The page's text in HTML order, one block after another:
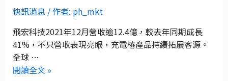
快訊消息 / 作者: ph_mkt
飛宏科技2021年12月營收逾12.4億，較去年同期成長
41%，不只營收表現亮眼，充電樁產品持續拓展客源。
全球 …
閱讀全文 »